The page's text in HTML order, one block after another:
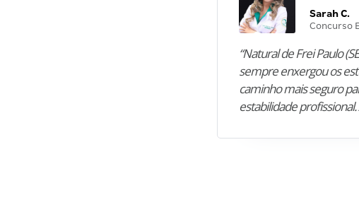
Sarah C.
Concurso
“Natural de Frei Paulo
sempre enxergou os
caminho mais seguro
estabilidade